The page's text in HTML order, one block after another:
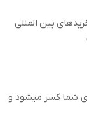
بین المللی
شما کسر میشود و